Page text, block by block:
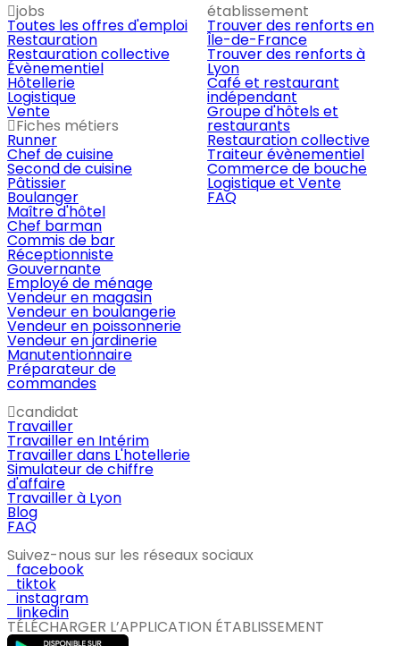
jobs
Toutes les offres d'emploi
Restauration
Restauration collective
Évènementiel
Hôtellerie
Logistique
Vente
Fiches métiers
Runner
Chef de cuisine
Second de cuisine
Pâtissier
Boulanger
Maître d'hôtel
Chef barman
Commis de bar
Réceptionniste
Gouvernante
Employé de ménage
Vendeur en magasin
Vendeur en boulangerie
Vendeur en poissonnerie
Vendeur en jardinerie
Manutentionnaire
Préparateur de
commandes
établissement
Trouver des renforts en
Île-de-France
Trouver des renforts à
Lyon
Café et restaurant
indépendant
Groupe d'hôtels et
restaurants
Restauration collective
Traiteur évènementiel
Commerce de bouche
Logistique et Vente
FAQ
candidat
Travailler
Travailler en Intérim
Travailler dans L'hotellerie
Simulateur de chiffre
d'affaire
Travailler à Lyon
Blog
FAQ
Suivez-nous sur les réseaux sociaux
facebook
tiktok
instagram
linkedin
TÉLÉCHARGER L’APPLICATION ÉTABLISSEMENT